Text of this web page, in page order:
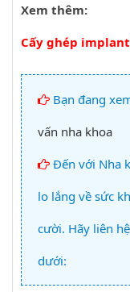
Xem thêm:
Cấy ghép
Bạn đang
vấn nha khoa
Đến với Nha
lo lắng về sức
cười. Hãy liên
dưới: